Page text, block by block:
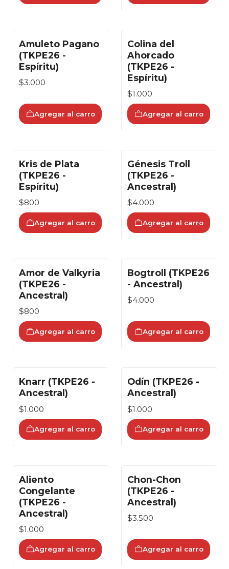
Amuleto Pagano
(TKPE26 -
Espíritu)
$3.000
Agregar al carro
Colina del
Ahorcado
(TKPE26 -
Espíritu)
$1.000
Agregar al carro
Kris de Plata
(TKPE26 -
Espíritu)
$800
Agregar al carro
Génesis Troll
(TKPE26 -
Ancestral)
$4.000
Agregar al carro
Amor de Valkyria
(TKPE26 -
Ancestral)
$800
Agregar al carro
Bogtroll (TKPE26
- Ancestral)
$4.000
Agregar al carro
Knarr (TKPE26 -
Ancestral)
$1.000
Agregar al carro
Odín (TKPE26 -
Ancestral)
$1.000
Agregar al carro
Aliento
Congelante
(TKPE26 -
Ancestral)
$1.000
Agregar al carro
Chon-Chon
(TKPE26 -
Ancestral)
$3.500
Agregar al carro